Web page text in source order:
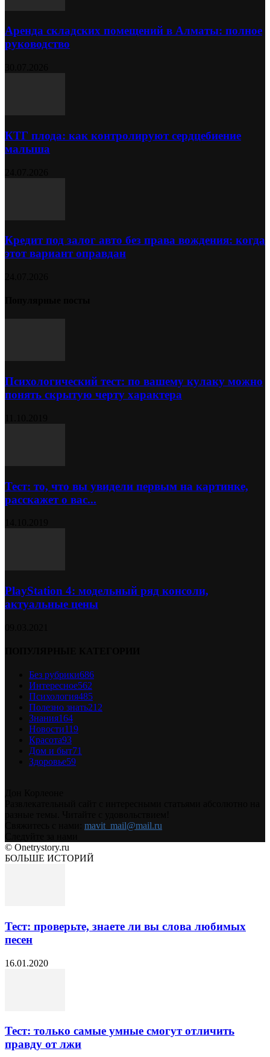
Аренда складских помещений в Алматы: полное
руководство
КТГ плода: как контролируют сердцебиение
малыша
Кредит под залог авто без права вождения: когда
этот вариант оправдан
Психологический тест: по вашему кулаку можно
понять скрытую черту характера
Тест: то, что вы увидели первым на картинке,
расскажет о вас...
PlayStation 4: модельный ряд консоли,
актуальные цены
Без рубрики686
Интересное562
Психология485
Полезно знать212
Знания164
Новости119
Красота93
Дом и быт71
Здоровье59
mavit_mail@mail.ru
© Onetrystory.ru
БОЛЬШЕ ИСТОРИЙ
Тест: проверьте, знаете ли вы слова любимых
песен
16.01.2020
Тест: только самые умные смогут отличить
правду от лжи